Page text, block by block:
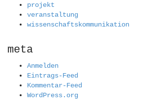
projekt
veranstaltung
wissenschaftskommunikation
meta
Anmelden
Eintrags-Feed
Kommentar-Feed
WordPress.org